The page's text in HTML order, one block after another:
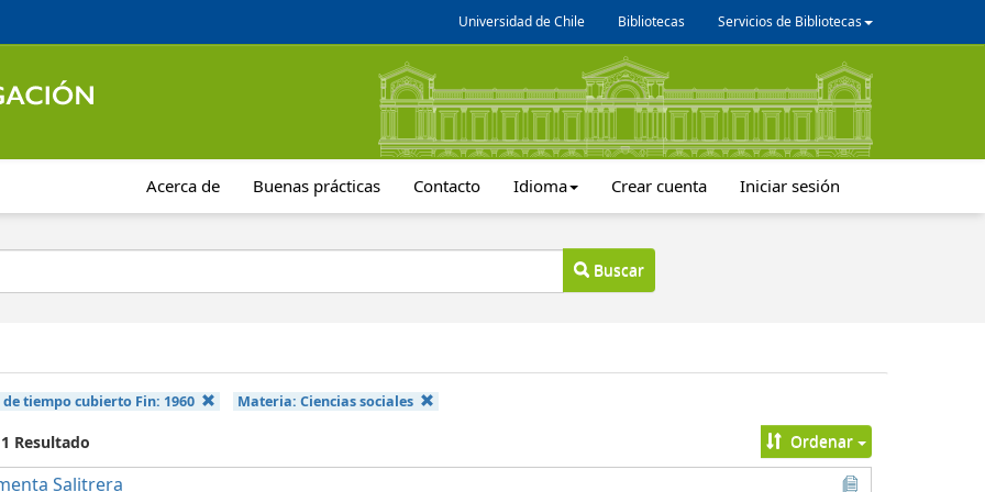
Universidad de Chile Bibliotecas Servicios de Bibliotecas
Acerca de Buenas prácticas Contacto Idioma Crear cuenta Iniciar sesión
Buscar
de tiempo cubierto Fin: 1960 Materia:Ciencias sociales
Resultado Ordenar
Salitrera